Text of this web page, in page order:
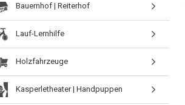
Bauernhof | Reiterhof
Lauf-Lernhilfe
Holzfahrzeuge
Kasperletheater | Handpuppen